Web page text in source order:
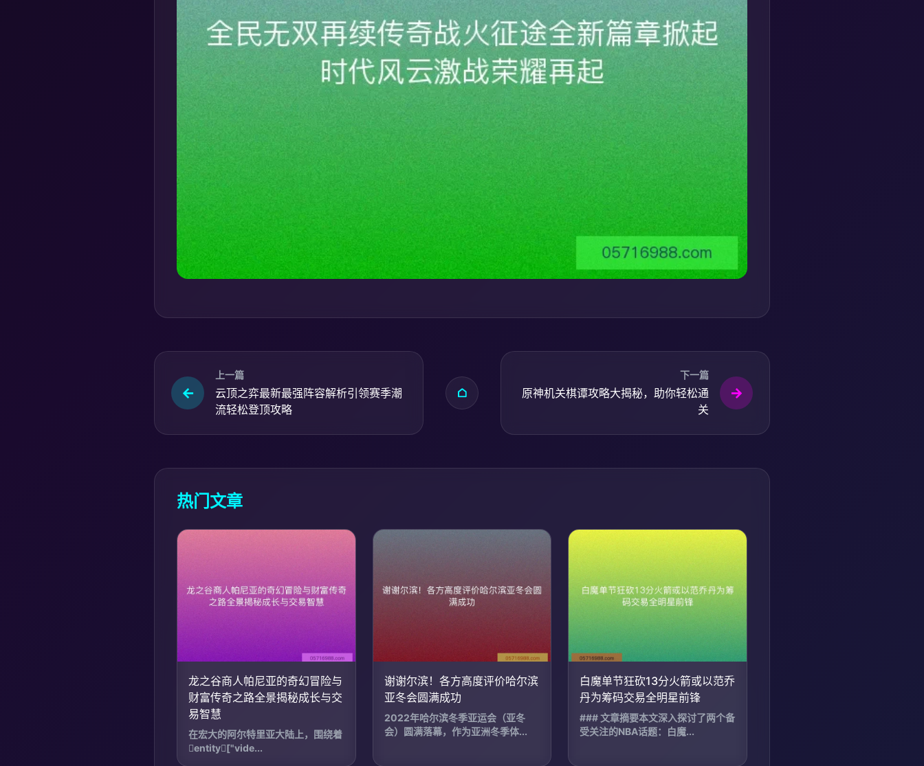
上一篇
云顶之弈最新最强阵容解析引领赛季潮
流轻松登顶攻略
下一篇
原神机关棋谭攻略大揭秘，助你轻松通
关
热门文章
龙之谷商人帕尼亚的奇幻冒险与
财富传奇之路全景揭秘成长与交
易智慧
在宏大的阿尔特里亚大陆上，围绕着
entity["vide...
谢谢尔滨！各方高度评价哈尔滨
亚冬会圆满成功
2022年哈尔滨冬季亚运会（亚冬
会）圆满落幕，作为亚洲冬季体...
白魔单节狂砍13分火箭或以范乔
丹为筹码交易全明星前锋
### 文章摘要本文深入探讨了两个备
受关注的NBA话题：白魔...